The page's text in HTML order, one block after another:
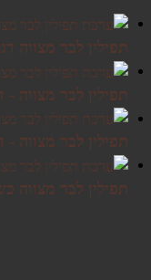
תפילין לבר מצווה
תפילין לבר מצווה -
תפילין לבר מצווה
תפילין לבר מצווה